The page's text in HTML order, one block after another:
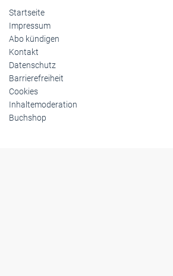
Startseite
Impressum
Abo kündigen
Kontakt
Datenschutz
Barrierefreiheit
Cookies
Inhaltemoderation
Buchshop